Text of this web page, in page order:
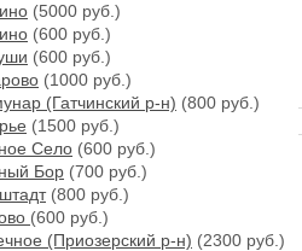
(5000 руб.)
(600 руб.)
(600 руб.)
(1000 руб.)
(Гатчинский р-н) (800 руб.)
(1500 руб.)
Село (600 руб.)
Бор (700 руб.)
(800 руб.)
(600 руб.)
(Приозерский р-н) (2300 руб.)